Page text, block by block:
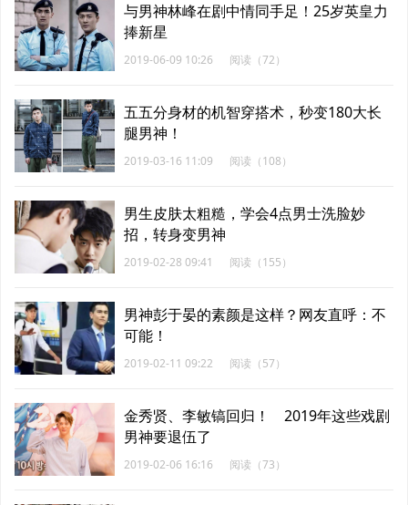
与男神林峰在剧中情同手足！25岁英皇力
捧新星
2019-06-09 10:26 阅读（72）
五五分身材的机智穿搭术，秒变180大长
腿男神！
2019-03-16 11:09 阅读（108）
男生皮肤太粗糙，学会4点男士洗脸妙
招，转身变男神
2019-02-28 09:41 阅读（155）
男神彭于晏的素颜是这样？网友直呼：不
可能！
2019-02-11 09:22 阅读（57）
金秀贤、李敏镐回归！ 2019年这些戏剧
男神要退伍了
2019-02-06 16:16 阅读（73）